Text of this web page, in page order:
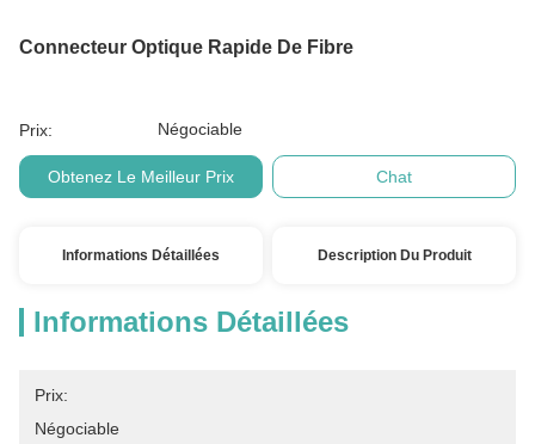
Connecteur Optique Rapide De Fibre
Prix: Négociable
Obtenez Le Meilleur Prix Chat
Informations Détaillées Description Du Produit
Informations Détaillées
Prix:
Négociable